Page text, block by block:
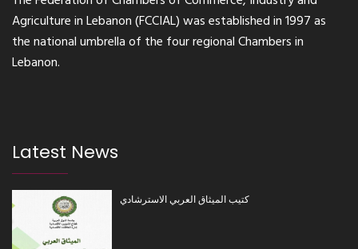
Agriculture in Lebanon (FCCIAL) was established in 1997 as
the national umbrella of the four regional Chambers in
Lebanon.
Latest News
كتيب الميثاق العربي الاسترشادي